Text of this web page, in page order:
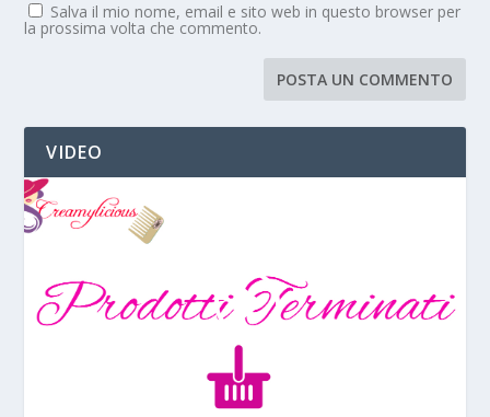
Salva il mio nome, email e sito web in questo browser per
la prossima volta che commento.
VIDEO